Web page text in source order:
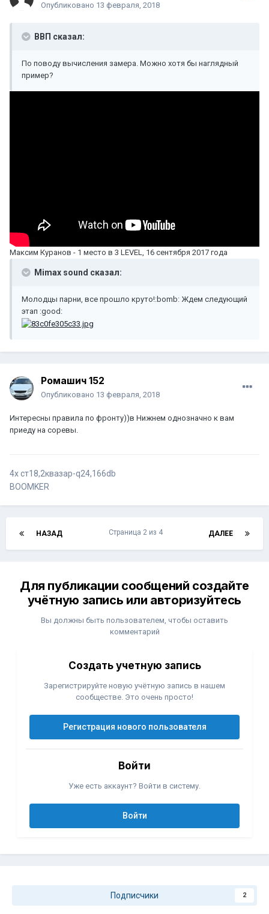
Опубликовано 13 февраля, 2018
ВВП сказал:
По поводу вычисления замера. Можно хотя бы наглядный
пример?
Максим Куранов - 1 место в 3 LEVEL, 16 сентября 2017 года
Mimax sound сказал:
Молодцы парни, все прошло круто!:bomb: Ждем следующий
этап :good:
Ромашич 152
Опубликовано 13 февраля, 2018
Интересны правила по фронту))в Нижнем однозначно к вам
приеду на соревы.
4х ст18,2квазар-q24,166db
BOOMKER
НАЗАД ДАЛЕЕ
Страница 2 из 4
Для публикации сообщений создайте
учётную запись или авторизуйтесь
Вы должны быть пользователем, чтобы оставить
комментарий
Создать учетную запись
Зарегистрируйте новую учётную запись в нашем
сообществе. Это очень просто!
Регистрация нового пользователя
Войти
Уже есть аккаунт? Войти в систему.
Войти
Подписчики 2